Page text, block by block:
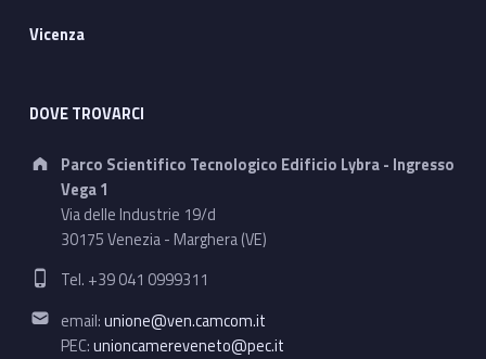
Vicenza
DOVE TROVARCI
Address:
Parco Scientifico Tecnologico Edificio Lybra - Ingresso
Vega 1
Via delle Industrie 19/d
30175 Venezia - Marghera (VE)
Phone number:
Tel. +39 041 0999311
Email address:
email:unione@ven.camcom.it
PEC:unioncamereveneto@pec.it